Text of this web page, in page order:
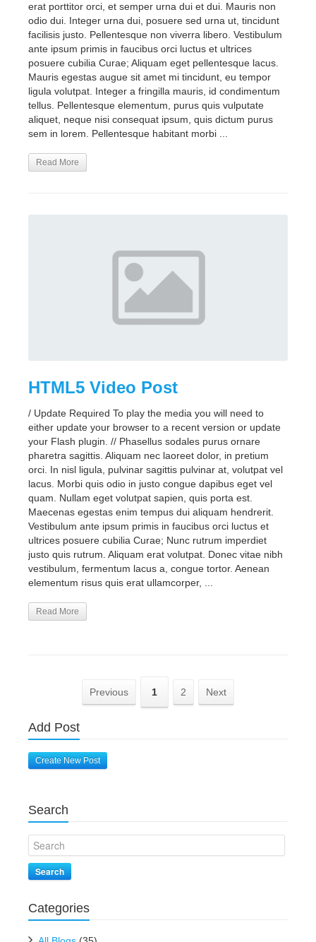
erat porttitor orci, et semper urna dui et dui. Mauris non
odio dui. Integer urna dui, posuere sed urna ut, tincidunt
facilisis justo. Pellentesque non viverra libero. Vestibulum
ante ipsum primis in faucibus orci luctus et ultrices
posuere cubilia Curae; Aliquam eget pellentesque lacus.
Mauris egestas augue sit amet mi tincidunt, eu tempor
ligula volutpat. Integer a fringilla mauris, id condimentum
tellus. Pellentesque elementum, purus quis vulputate
aliquet, neque nisi consequat ipsum, quis dictum purus
sem in lorem. Pellentesque habitant morbi ...
Read More
HTML5 Video Post
/ Update Required To play the media you will need to
either update your browser to a recent version or update
your Flash plugin. // Phasellus sodales purus ornare
pharetra sagittis. Aliquam nec laoreet dolor, in pretium
orci. In nisl ligula, pulvinar sagittis pulvinar at, volutpat vel
lacus. Morbi quis odio in justo congue dapibus eget vel
quam. Nullam eget volutpat sapien, quis porta est.
Maecenas egestas enim tempus dui aliquam hendrerit.
Vestibulum ante ipsum primis in faucibus orci luctus et
ultrices posuere cubilia Curae; Nunc rutrum imperdiet
justo quis rutrum. Aliquam erat volutpat. Donec vitae nibh
vestibulum, fermentum lacus a, congue tortor. Aenean
elementum risus quis erat ullamcorper, ...
Read More
Previous 1 2 Next
Add Post
Create New Post
Search
Search
Categories